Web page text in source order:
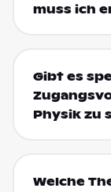
muss ich
Gibt es
Physik zu
Welche